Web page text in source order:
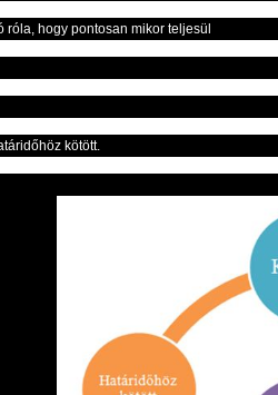
hogy pontosan mikor teljesül
kötött.